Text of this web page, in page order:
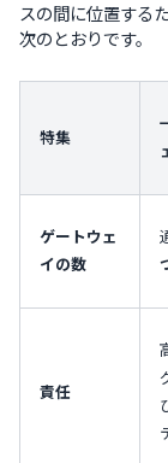
スの間に位置する
次のとおりです。
特集
ゲートウェ
イの数
責任